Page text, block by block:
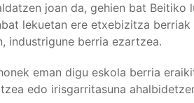
joan da, gehien bat
lekuetan ere etxebizitza
industrigune berria ezartzea.
eman digu eskola berria
edo irisgarritasuna